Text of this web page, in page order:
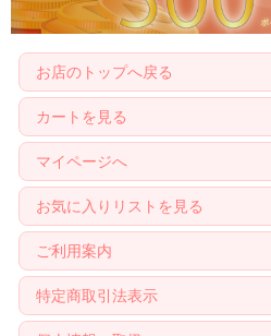
お店のトップへ戻る
カートを見る
マイページへ
お気に入りリストを見る
ご利用案内
特定商取引法表示